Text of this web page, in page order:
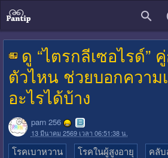
ดู “ไตรกลีเซอไรด์”
ตัวไหน ช่วยบอกความ
อะไรได้บ้าง
parn 256
13 มีนาคม 2569 เวลา 06:51:38 น.
โรคเบาหวาน โรคในผู้สูงอายุ คลั